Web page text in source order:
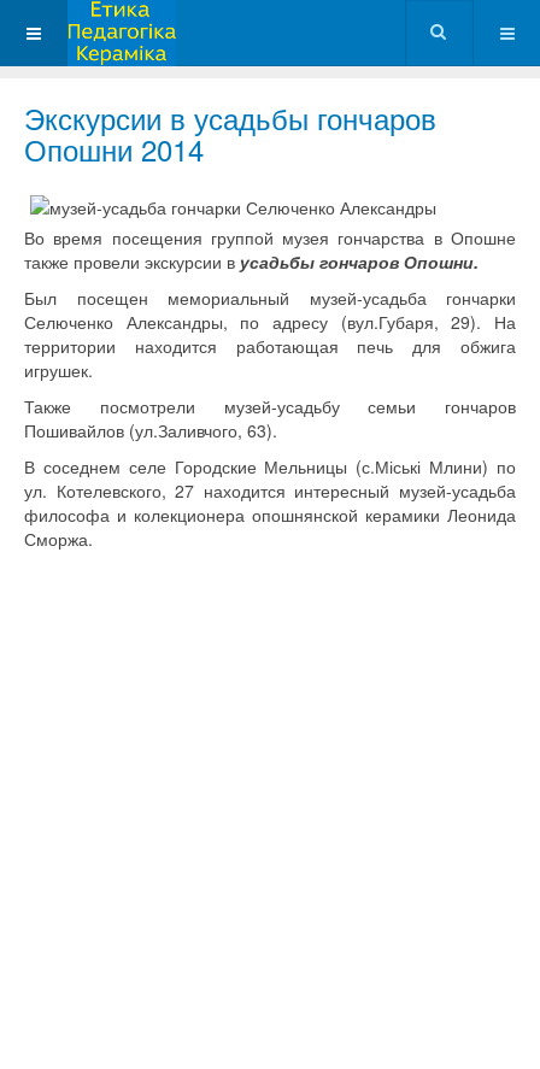
Экскурсии в усадьбы гончаров
Опошни 2014
Во время посещения группой музея гончарства в Опошне
также провели экскурсии в усадьбы гончаров Опошни.
Был посещен мемориальный музей-усадьба гончарки
Селюченко Александры, по адресу (вул.Губаря, 29). На
территории находится работающая печь для обжига
игрушек.
Также посмотрели музей-усадьбу семьи гончаров
Пошивайлов (ул.Заливчого, 63).
В соседнем селе Городские Мельницы (с.Міські Млини) по
ул. Котелевского, 27 находится интересный музей-усадьба
философа и колекционера опошнянской керамики Леонида
Сморжа.